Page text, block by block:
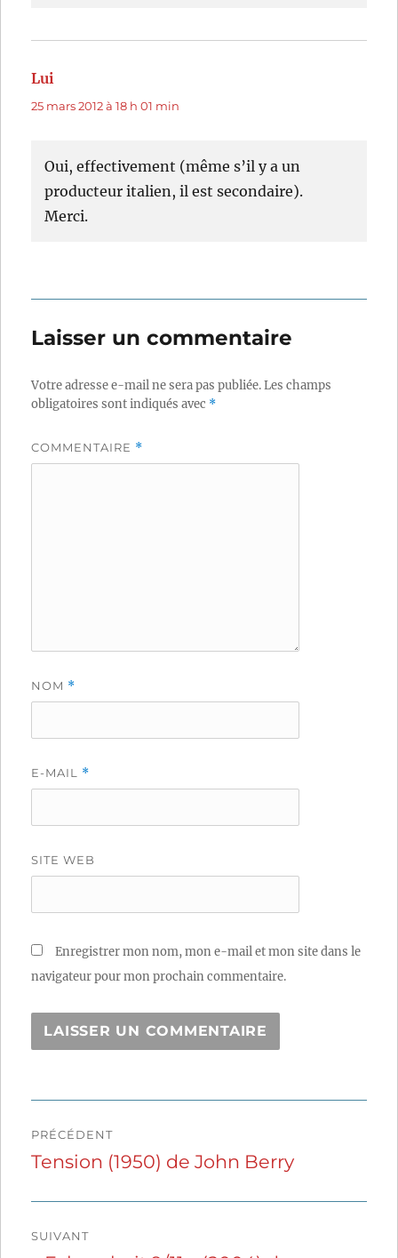
Lui
25 mars 2012 à 18 h 01 min
Oui, effectivement (même s’il y a un
producteur italien, il est secondaire).
Merci.
Laisser un commentaire
Votre adresse e-mail ne sera pas publiée.Les champs
obligatoires sont indiqués avec *
COMMENTAIRE *
NOM *
E-MAIL *
SITE WEB
Enregistrer mon nom, mon e-mail et mon site dans le
navigateur pour mon prochain commentaire.
de
PRÉCÉDENT
Publication
Tension (1950) de John Berry
SUIVANT